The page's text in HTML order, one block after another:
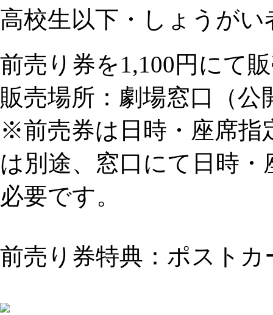
高校生以下・しょうがい
前売り券を1,100円にて
販売場所：劇場窓口（公
※前売券は日時・座席指
は別途、窓口にて日時
必要です。
前売り券特典：ポスト